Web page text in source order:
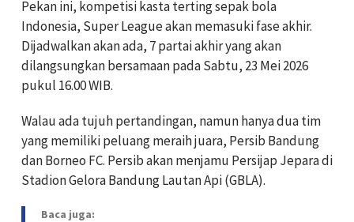
Pekan ini, kompetisi kasta terting sepak bola
Indonesia, Super League akan memasuki fase akhir.
Dijadwalkan akan ada, 7 partai akhir yang akan
dilangsungkan bersamaan pada Sabtu, 23 Mei 2026
pukul 16.00 WIB.
Walau ada tujuh pertandingan, namun hanya dua tim
yang memiliki peluang meraih juara, Persib Bandung
dan Borneo FC. Persib akan menjamu Persijap Jepara di
Stadion Gelora Bandung Lautan Api (GBLA).
Baca juga: